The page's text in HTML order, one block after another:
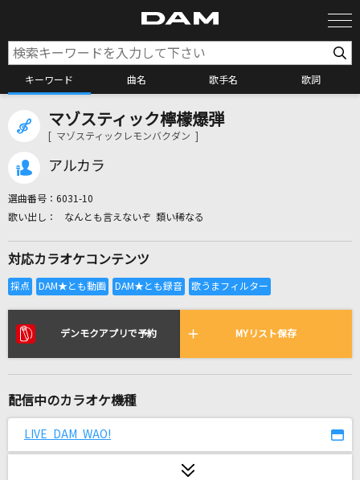
キーワード 曲名 歌手名 歌詞
カラオケ検索
全国りれき
リアルタイムで歌われている曲の一覧
愛は勝つ
マゾスティック檸檬爆弾
[ マゾスティックレモンバクダン ]
アルカラ
選曲番号： 6031-10
なんとも言えないぞ 類い稀なる
対応カラオケコンテンツ
デンモクアプリで予約 MYリスト保存
配信中のカラオケ機種
LIVE DAM WAO!